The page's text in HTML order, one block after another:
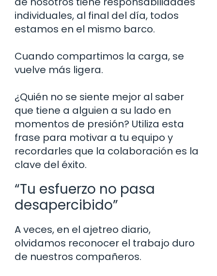
individuales, al final del día, todos
estamos en el mismo barco.
Cuando compartimos la carga, se
vuelve más ligera.
¿Quién no se siente mejor al saber
que tiene a alguien a su lado en
momentos de presión? Utiliza esta
frase para motivar a tu equipo y
recordarles que la colaboración es la
clave del éxito.
“Tu esfuerzo no pasa
desapercibido”
A veces, en el ajetreo diario,
olvidamos reconocer el trabajo duro
de nuestros compañeros.